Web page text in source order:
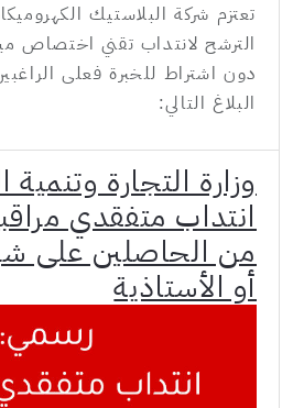
تعتزم شركة البلاستيك
الترشح لانتداب تقني اختصاص
دون اشتراط للخبرة فعلى
البلاغ التالي:
وزارة التجارة
انتداب متفقدي
من الحاصلين على
أو الأستاذية